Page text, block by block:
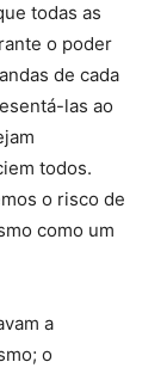
todas as
o poder
de cada
las ao
todos.
o risco de
como um
a
o